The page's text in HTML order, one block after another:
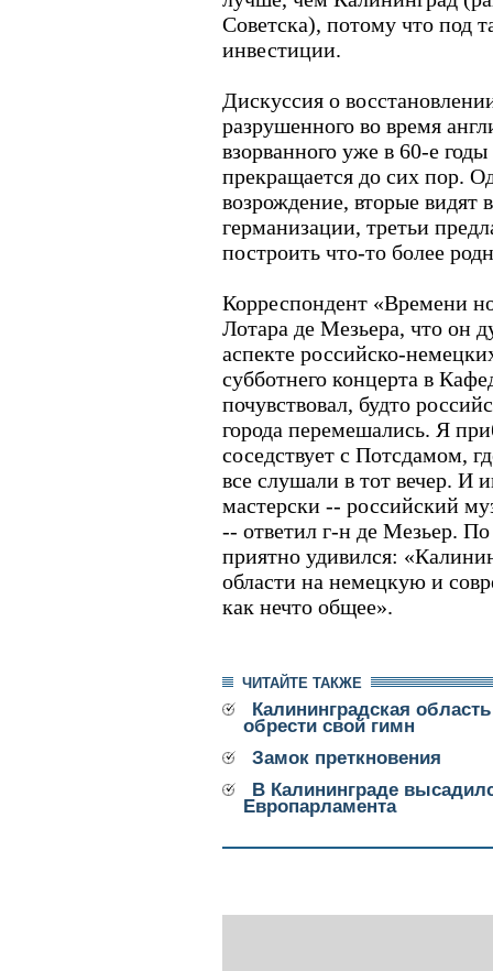
Советска), потому что под
инвестиции.
Дискуссия о
разрушенного во время
взорванного уже в 60-е
прекращается до сих пор.
возрождение, вторые видят
германизации, третьи
построить что-то более
Корреспондент «Времени
Лотара де Мезьера, что он
аспекте российско-
субботнего концерта в
почувствовал, будто
города перемешались. Я
соседствует с Потсдамом,
все слушали в тот вечер. И
мастерски -- российский
-- ответил г-н де Мезьер.
приятно удивился:
области на немецкую и
как нечто общее».
ЧИТАЙТЕ ТАКЖЕ
Калининградская
обрести свой гимн
Замок преткновения
В Калининграде
Европарламента